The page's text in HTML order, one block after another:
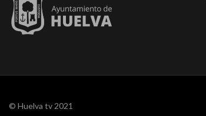
© Huelva tv 2021